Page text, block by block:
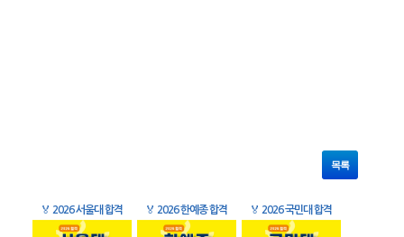
목록
🏅 2026 서울대 합격 🏅 2026 한예종 합격 🏅 2026 국민대 합격